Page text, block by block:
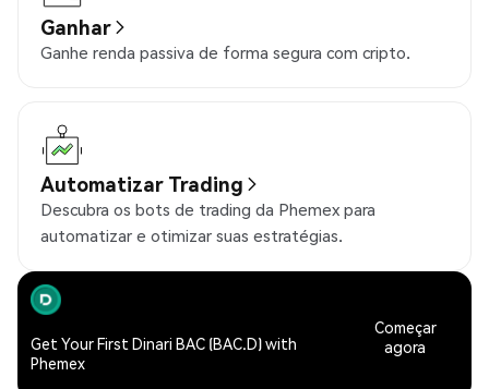
Ganhar
Ganhe renda passiva de forma segura com cripto.
Automatizar Trading
Descubra os bots de trading da Phemex para
automatizar e otimizar suas estratégias.
Get Your First Dinari BAC (BAC.D) with
Phemex
Começar
agora